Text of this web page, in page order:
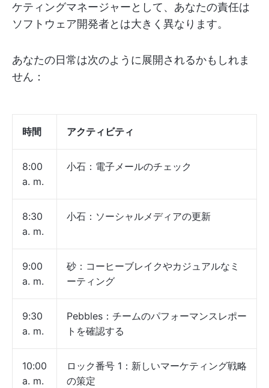
ケティングマネージャーとして、あなたの責任は
ソフトウェア開発者とは大きく異なります。
あなたの日常は次のように展開されるかもしれま
せん：
時間 アクティビティ
8:00
a. m.
小石：電子メールのチェック
8:30
a. m.
小石：ソーシャルメディアの更新
9:00
a. m.
砂：コーヒーブレイクやカジュアルなミ
ーティング
9:30
a. m.
Pebbles：チームのパフォーマンスレポー
トを確認する
10:00
a. m.
ロック番号 1：新しいマーケティング戦略
の策定